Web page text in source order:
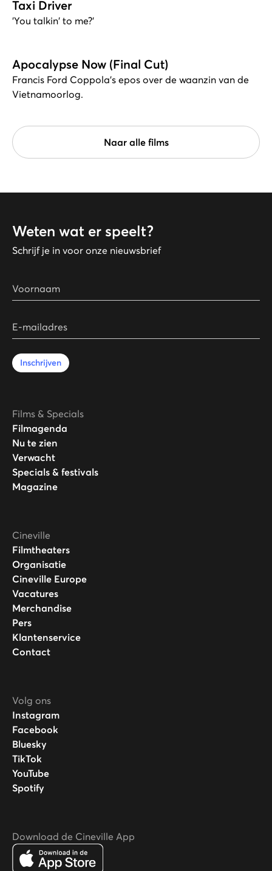
Taxi Driver
'You talkin' to me?'
Apocalypse Now (Final Cut)
Francis Ford Coppola's epos over de waanzin van de
Viet­namoorlog.
Naar alle films
Weten wat er speelt?
Schrijf je in voor onze nieuwsbrief
Voornaam
E-mailadres
Inschrijven
Films & Specials
Filmagenda
Nu te zien
Verwacht
Specials & festivals
Magazine
Cineville
Filmtheaters
Organisatie
Cineville Europe
Vacatures
Merchandise
Pers
Klantenservice
Contact
Volg ons
Instagram
Facebook
Bluesky
TikTok
YouTube
Spotify
Download de Cineville App